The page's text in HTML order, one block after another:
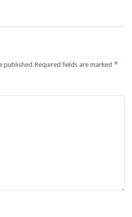
published.Required fields are marked *